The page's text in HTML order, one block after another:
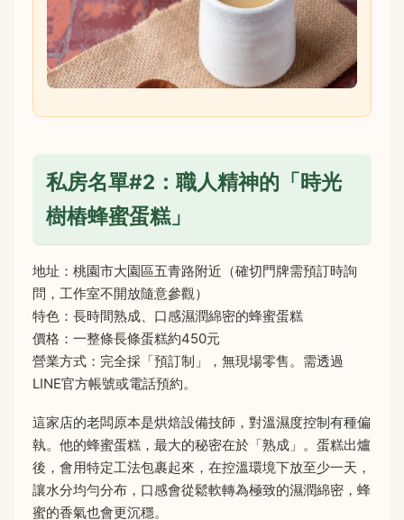
私房名單#2：職人精神的「時光
樹樁蜂蜜蛋糕」
地址：桃園市大園區五青路附近（確切門牌需預訂時詢
問，工作室不開放隨意參觀）
特色：長時間熟成、口感濕潤綿密的蜂蜜蛋糕
價格：一整條長條蛋糕約450元
營業方式：完全採「預訂制」，無現場零售。需透過
LINE官方帳號或電話預約。
這家店的老闆原本是烘焙設備技師，對溫濕度控制有種偏
執。他的蜂蜜蛋糕，最大的秘密在於「熟成」。蛋糕出爐
後，會用特定工法包裹起來，在控溫環境下放至少一天，
讓水分均勻分布，口感會從鬆軟轉為極致的濕潤綿密，蜂
蜜的香氣也會更沉穩。